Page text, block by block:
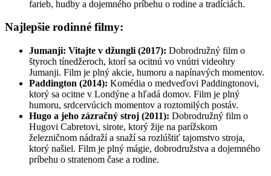
farieb, hudby a dojemného príbehu o rodine a tradíciách.
Najlepšie rodinné filmy:
Jumanji: Vitajte v džungli (2017): Dobrodružný film o
štyroch tínedžeroch, ktorí sa ocitnú vo vnútri videohry
Jumanji. Film je plný akcie, humoru a napínavých momentov.
Paddington (2014): Komédia o medveďovi Paddingtonovi,
ktorý sa ocitne v Londýne a hľadá domov. Film je plný
humoru, srdcervúcich momentov a roztomilých postáv.
Hugo a jeho zázračný stroj (2011): Dobrodružný film o
Hugovi Cabretovi, sirote, ktorý žije na parížskom
železničnom nádraží a snaží sa rozlúštiť tajomstvo stroja,
ktorý našiel. Film je plný mágie, dobrodružstva a dojemného
príbehu o stratenom čase a rodine.